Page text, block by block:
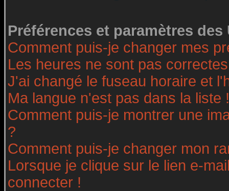
Préférences et paramètres
Comment puis-je changer mes
Les heures ne sont pas
J'ai changé le fuseau horaire et
Ma langue n'est pas dans la liste !
Comment puis-je montrer une
?
Comment puis-je changer mon
Lorsque je clique sur le lien e-
connecter !